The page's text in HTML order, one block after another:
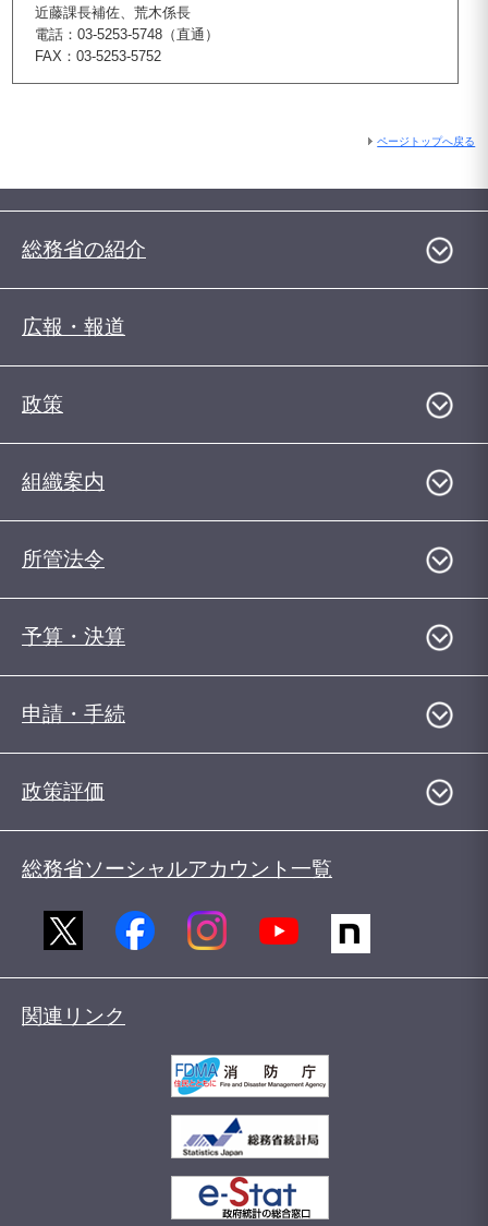
近藤課長補佐、荒木係長
電話：03-5253-5748（直通）
FAX：03-5253-5752
ページトップへ戻る
総務省の紹介
広報・報道
政策
組織案内
所管法令
予算・決算
申請・手続
政策評価
総務省ソーシャルアカウント一覧
関連リンク